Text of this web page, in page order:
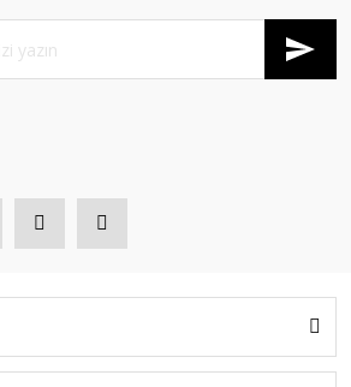
Kordajı - Turuncu | Yonex